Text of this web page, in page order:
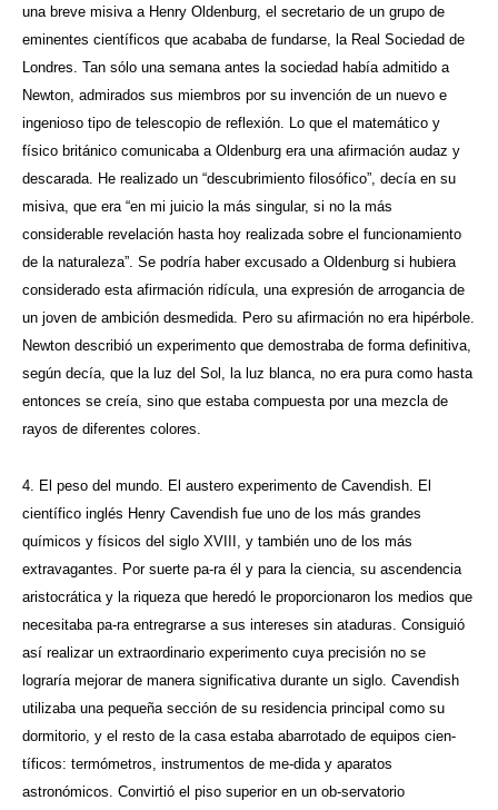
una breve misiva a Henry Oldenburg, el secretario de un grupo de
eminentes científicos que acababa de fundarse, la Real Sociedad de
Londres. Tan sólo una semana antes la sociedad había admitido a
Newton, admirados sus miembros por su invención de un nuevo e
ingenioso tipo de telescopio de reflexión. Lo que el matemático y
físico británico comunicaba a Oldenburg era una afirmación audaz y
descarada. He realizado un “descubrimiento filosófico”, decía en su
misiva, que era “en mi juicio la más singular, si no la más
considerable revelación hasta hoy realizada sobre el funcionamiento
de la naturaleza”. Se podría haber excusado a Oldenburg si hubiera
considerado esta afirmación ridícula, una expresión de arrogancia de
un joven de ambición desmedida. Pero su afirmación no era hipérbole.
Newton describió un experimento que demostraba de forma definitiva,
según decía, que la luz del Sol, la luz blanca, no era pura como hasta
entonces se creía, sino que estaba compuesta por una mezcla de
rayos de diferentes colores.
4. El peso del mundo. El austero experimento de Cavendish. El
científico inglés Henry Cavendish fue uno de los más grandes
químicos y físicos del siglo XVIII, y también uno de los más
extravagantes. Por suerte pa-ra él y para la ciencia, su ascendencia
aristocrática y la riqueza que heredó le proporcionaron los medios que
necesitaba pa-ra entregrarse a sus intereses sin ataduras. Consiguió
así realizar un extraordinario experimento cuya precisión no se
lograría mejorar de manera significativa durante un siglo. Cavendish
utilizaba una pequeña sección de su residencia principal como su
dormitorio, y el resto de la casa estaba abarrotado de equipos cien-
tíficos: termómetros, instrumentos de me-dida y aparatos
astronómicos. Convirtió el piso superior en un ob-servatorio